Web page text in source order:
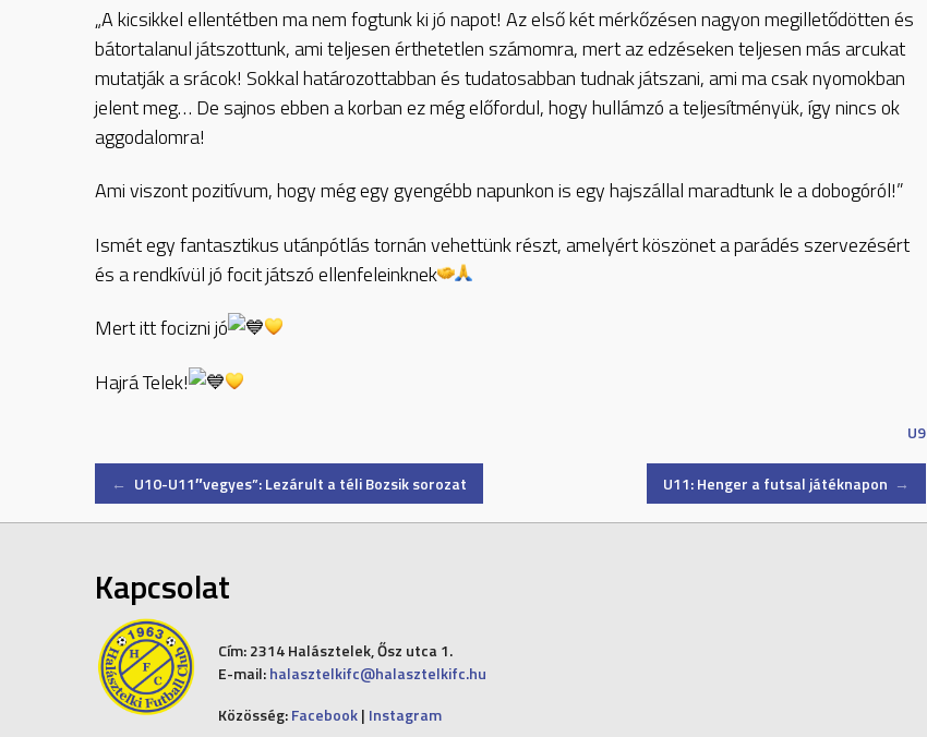
„A kicsikkel ellentétben ma nem fogtunk ki jó napot! Az első két mérkőzésen nagyon megilletődötten és
bátortalanul játszottunk, ami teljesen érthetetlen számomra, mert az edzéseken teljesen más arcukat
mutatják a srácok! Sokkal határozottabban és tudatosabban tudnak játszani, ami ma csak nyomokban
jelent meg… De sajnos ebben a korban ez még előfordul, hogy hullámzó a teljesítményük, így nincs ok
aggodalomra!
Ami viszont pozitívum, hogy még egy gyengébb napunkon is egy hajszállal maradtunk le a dobogóról!”
Ismét egy fantasztikus utánpótlás tornán vehettünk részt, amelyért köszönet a parádés szervezésért
és a rendkívül jó focit játszó ellenfeleinknek
Mert itt focizni jó
Hajrá Telek!
U9
Post
← U10-U11″vegyes”: Lezárult a téli Bozsik sorozat U11: Henger a futsal játéknapon →
Kapcsolat
Cím:2314 Halásztelek, Ősz utca 1.
E-mail: halasztelkifc@halasztelkifc.hu
Közösség: Facebook| Instagram